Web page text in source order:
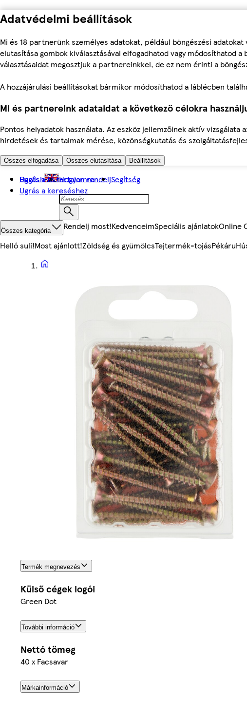
Adatvédelmi beállítások
Mi és 18 partnerünk személyes adatokat, például böngészési
elutasítása gombok kiválasztásával elfogadhatod vagy módosíthatod
választásaidat megosztjuk a partnereinkkel, de ez nem érinti a
A hozzájárulási beállításokat bármikor módosíthatod a láblécben
Mi és partnereink adataidat a következő célokra
Pontos helyadatok használata. Az eszköz jellemzőinek aktív
hirdetések és tartalmak mérése, közönségkutatás és
Összes elfogadása Összes elutasítása Beállítások
Ugrás a fő tartalomra
Ugrás a kereséshez
English Hogyan rendeljSegítség
Összes kategória Rendelj most!KedvenceimSpeciális ajánlatokOnline
Helló suli!Most ajánlott!Zöldség és gyümölcsTejtermék-tojásPékáru
Termék megnevezés
Külső cégek logói
Green Dot
További információ
Nettó tömeg
40 x Facsavar
Márkainformáció